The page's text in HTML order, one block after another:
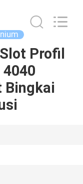
Profil
Bingkai